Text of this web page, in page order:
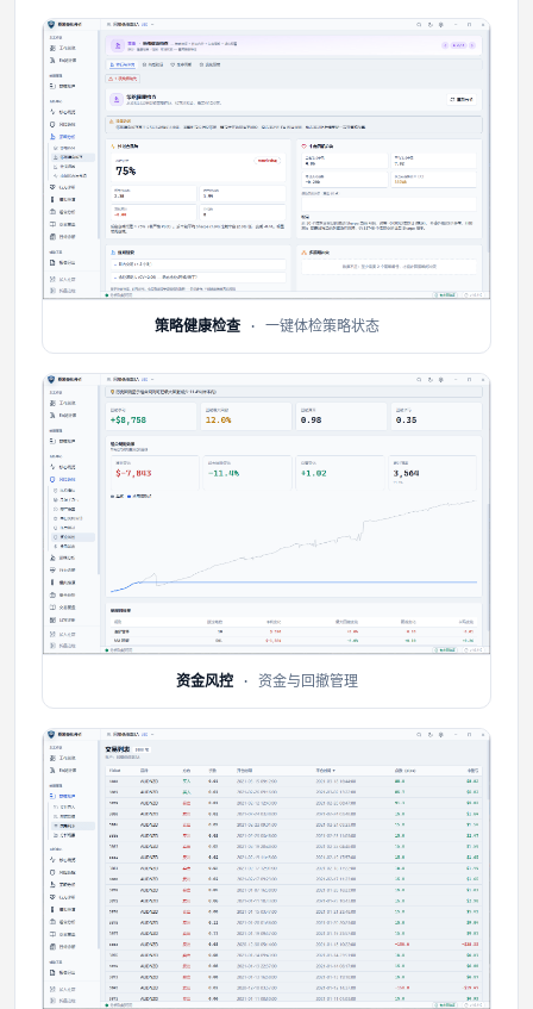
策略健康检查· 一键体检策略状态
资金风控· 资金与回撤管理